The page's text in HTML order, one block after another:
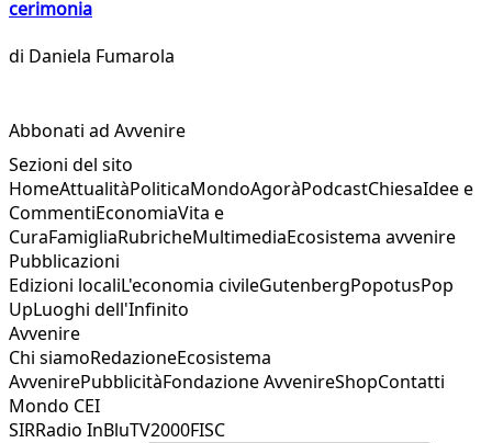
cerimonia
di Daniela Fumarola
Abbonati ad Avvenire
Sezioni del sito
HomeAttualitàPoliticaMondoAgoràPodcastChiesaIdee e
CommentiEconomiaVita e
CuraFamigliaRubricheMultimediaEcosistema avvenire
Pubblicazioni
Edizioni localiL'economia civileGutenbergPopotusPop
UpLuoghi dell'Infinito
Avvenire
Chi siamoRedazioneEcosistema
AvvenirePubblicitàFondazione AvvenireShopContatti
Mondo CEI
SIRRadio InBluTV2000FISC